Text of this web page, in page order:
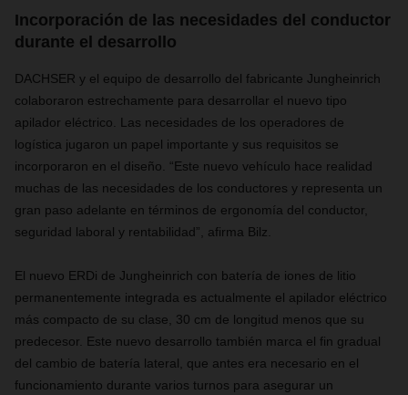
Incorporación de las necesidades del conductor
durante el desarrollo
DACHSER y el equipo de desarrollo del fabricante Jungheinrich
colaboraron estrechamente para desarrollar el nuevo tipo
apilador eléctrico. Las necesidades de los operadores de
logística jugaron un papel importante y sus requisitos se
incorporaron en el diseño. “Este nuevo vehículo hace realidad
muchas de las necesidades de los conductores y representa un
gran paso adelante en términos de ergonomía del conductor,
seguridad laboral y rentabilidad”, afirma Bilz.
El nuevo ERDi de Jungheinrich con batería de iones de litio
permanentemente integrada es actualmente el apilador eléctrico
más compacto de su clase, 30 cm de longitud menos que su
predecesor. Este nuevo desarrollo también marca el fin gradual
del cambio de batería lateral, que antes era necesario en el
funcionamiento durante varios turnos para asegurar un